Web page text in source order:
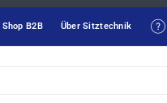
B2B Über Sitztechnik